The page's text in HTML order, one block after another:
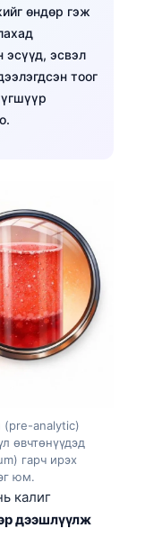
өндөр гэж
эсүүд, эсвэл
тоог
(pre-analytic)
өвчтөнүүдэд
гарч ирэх
юм.
калиг
дээшлүүлж